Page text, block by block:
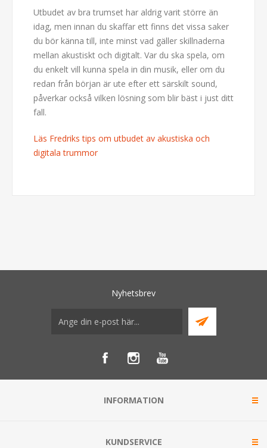
Utbudet av bra trumset har aldrig varit större än
idag, men innan du skaffar ett finns det vissa saker
du bör känna till, inte minst vad gäller skillnaderna
mellan akustiskt och digitalt. Var du ska spela, om
du enkelt vill kunna spela in din musik, eller om du
redan från början är ute efter ett särskilt sound,
påverkar också vilken lösning som blir bäst i just ditt
fall.
Läs Fredriks tips om utbudet av akustiska och
digitala trummor
Nyhetsbrev
INFORMATION
KUNDSERVICE